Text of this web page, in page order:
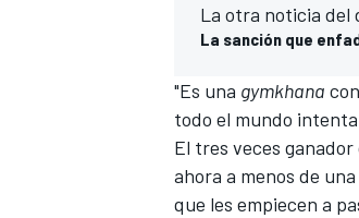
La otra noticia del
La sanción que
"Es una gymkhana
todo el mundo
El tres veces
ahora a menos de
que les empiecen a